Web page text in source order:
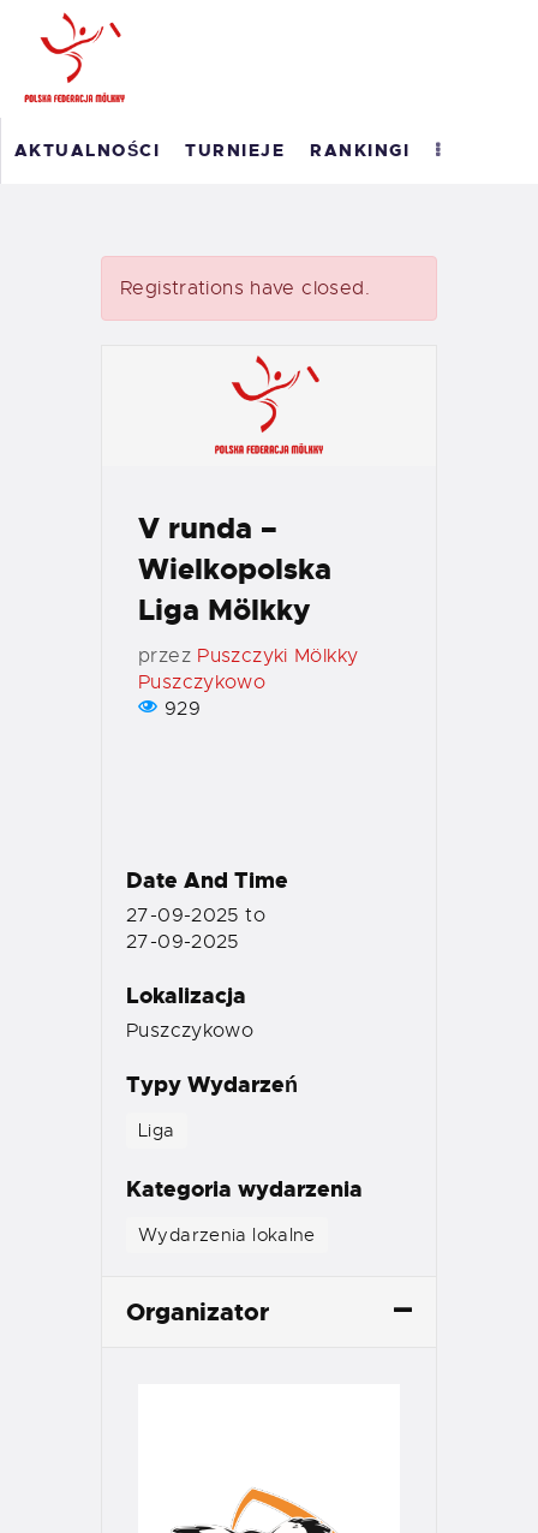
AKTUALNOŚCI TURNIEJE RANKINGI
POLSKI RANKING
MASTERS 2026
WYNIKI
O PFM
Registrations have closed.
V runda –
Wielkopolska
Liga Mölkky
przez Puszczyki Mölkky
Puszczykowo
929
Date And Time
27-09-2025to
27-09-2025
Lokalizacja
Puszczykowo
Typy Wydarzeń
Liga
Kategoria wydarzenia
Wydarzenia lokalne
Organizator